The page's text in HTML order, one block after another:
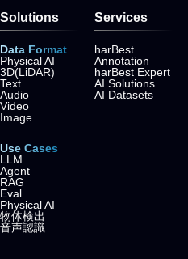
Solutions
Data Format
Physical AI
3D(LiDAR)
Text
Audio
Video
Image
Use Cases
LLM
Agent
RAG
Eval
Physical AI
物体検出
音声認識
Services
harBest
Annotation
harBest Expert
AI Solutions
AI Datasets